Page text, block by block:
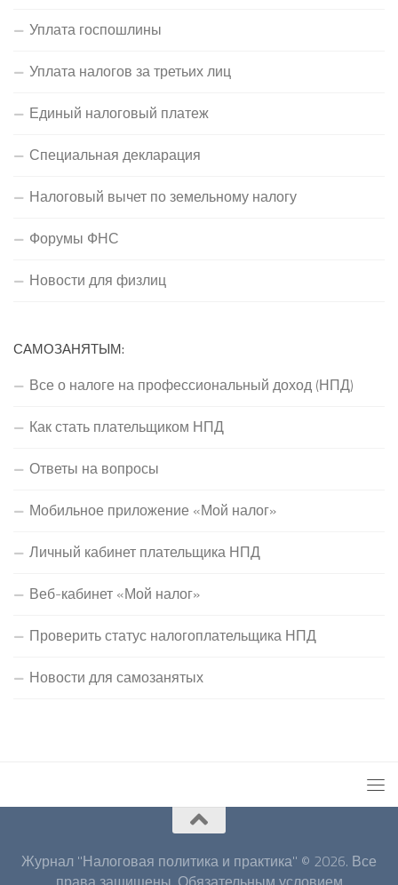
Уплата госпошлины
Уплата налогов за третьих лиц
Единый налоговый платеж
Специальная декларация
Налоговый вычет по земельному налогу
Форумы ФНС
Новости для физлиц
САМОЗАНЯТЫМ:
Все о налоге на профессиональный доход (НПД)
Как стать плательщиком НПД
Ответы на вопросы
Мобильное приложение «Мой налог»
Личный кабинет плательщика НПД
Веб-кабинет «Мой налог»
Проверить статус налогоплательщика НПД
Новости для самозанятых
Журнал "Налоговая политика и практика" © 2026. Все